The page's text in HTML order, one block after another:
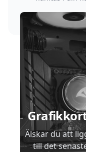
Älskar du att
till det